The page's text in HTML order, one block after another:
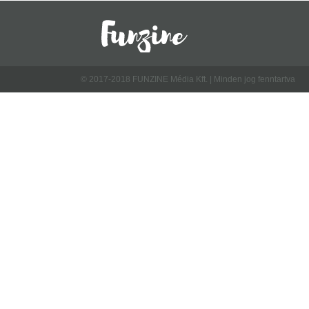
© 2017-2018 FUNZINE Média Kft. | Minden jog fenntartva